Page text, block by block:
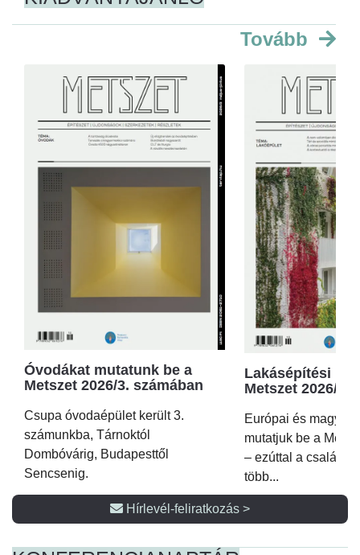
Tovább
Óvodákat mutatunk be a
Metszet 2026/3. számában
Csupa óvodaépület került 3.
számunkba, Tárnoktól
Dombóvárig, Budapesttől
Sencsenig.
Lakásépítési
Metszet 2026/2.
Európai és magyar
mutatjuk be a
– ezúttal a családi
több...
Hírlevél-feliratkozás >